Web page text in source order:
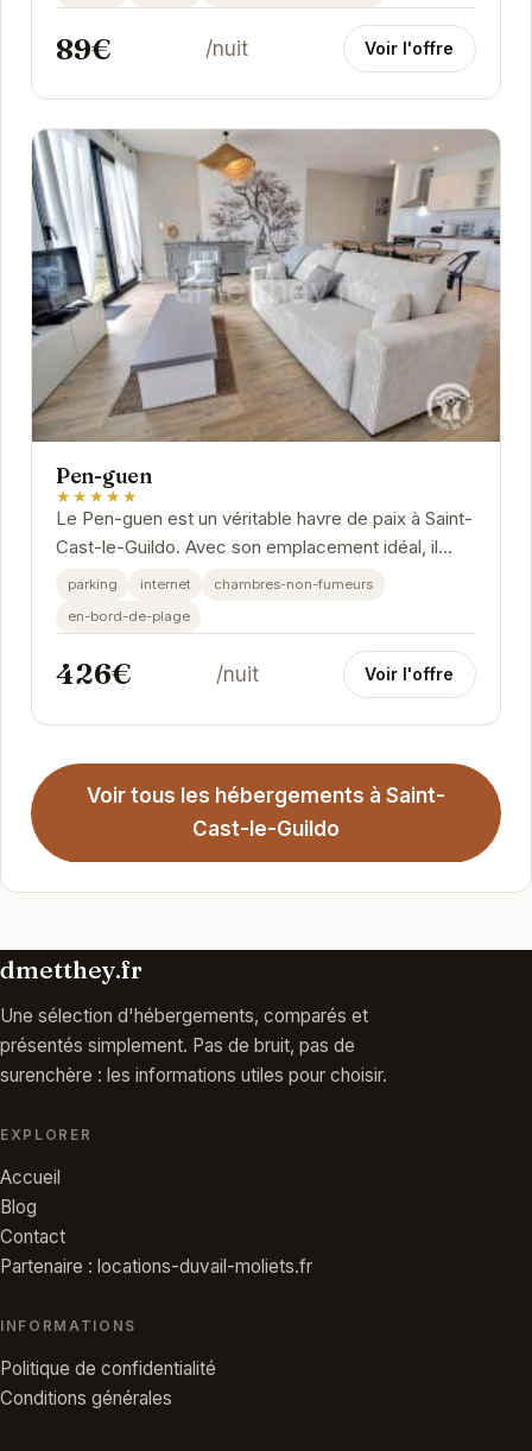
89€ /nuit Voir l'offre
Pen-guen
★★★★★
Le Pen-guen est un véritable havre de paix à Saint-
Cast-le-Guildo. Avec son emplacement idéal, il
offre un accès facile aux plages et aux...
parking internet
chambres-non-fumeurs
en-bord-de-plage
426€ /nuit Voir l'offre
Voir tous les hébergements à Saint-
Cast-le-Guildo
dmetthey.fr
Une sélection d'hébergements, comparés et
présentés simplement. Pas de bruit, pas de
surenchère : les informations utiles pour choisir.
EXPLORER
Accueil
Blog
Contact
Partenaire : locations-duvail-moliets.fr
INFORMATIONS
Politique de confidentialité
Conditions générales